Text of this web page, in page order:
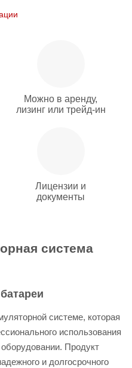
Можно в аренду,
лизинг или трейд-ин
Лицензии и
документы
система
системе, которая
использования
Продукт
и долгосрочного